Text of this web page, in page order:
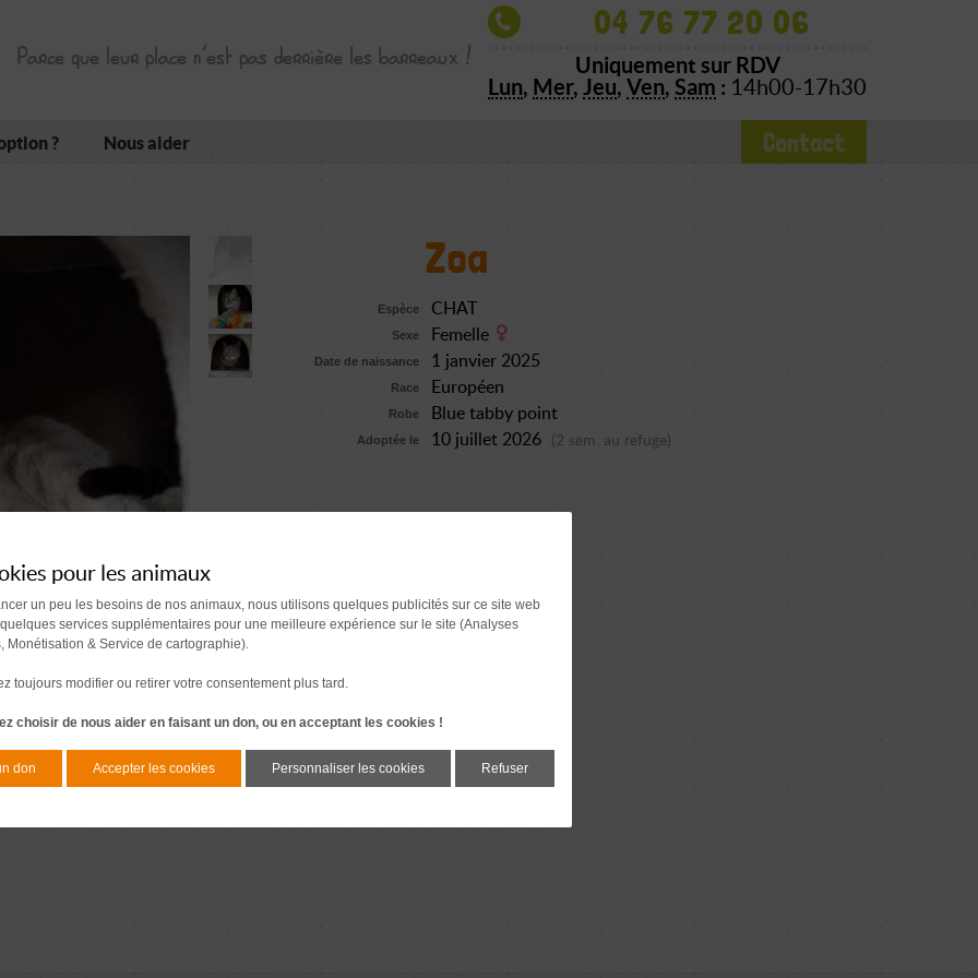
Parce que leur place n’est pas derrière les barreaux !
04 76 77 20 06
Uniquement sur RDV
Lun, Mer, Jeu, Ven, Sam : 14h00-17h30
? Nous aider Contact
Zoa
Espèce CHAT
Sexe Femelle
Date de naissance 1 janvier 2025
Race Européen
Robe Blue tabby point
Adoptée le 10 juillet 2026 (2 sem. au refuge)
pour les animaux
un peu les besoins de nos animaux, nous utilisons quelques publicités sur ce site web
services supplémentaires pour une meilleure expérience sur le site (Analyses
Monétisation & Service de cartographie).
toujours modifier ou retirer votre consentement plus tard.
choisir de nous aider en faisant un don, ou en acceptant les cookies !
don Accepter les cookies Personnaliser les cookies Refuser